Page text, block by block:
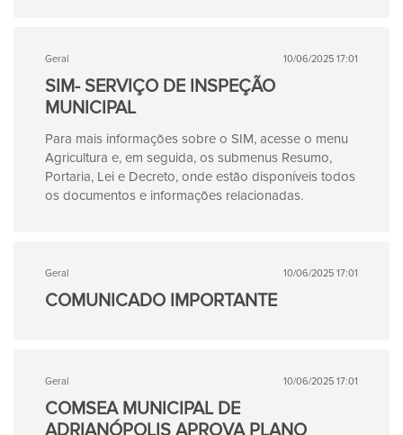
Geral 10/06/2025 17:01
SIM- SERVIÇO DE INSPEÇÃO
MUNICIPAL
Para mais informações sobre o SIM, acesse o menu
Agricultura e, em seguida, os submenus Resumo,
Portaria, Lei e Decreto, onde estão disponíveis todos
os documentos e informações relacionadas.
Geral 10/06/2025 17:01
COMUNICADO IMPORTANTE
Geral 10/06/2025 17:01
COMSEA MUNICIPAL DE
ADRIANÓPOLIS APROVA PLANO